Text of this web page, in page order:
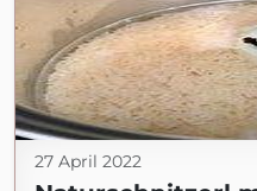
27 April 2022